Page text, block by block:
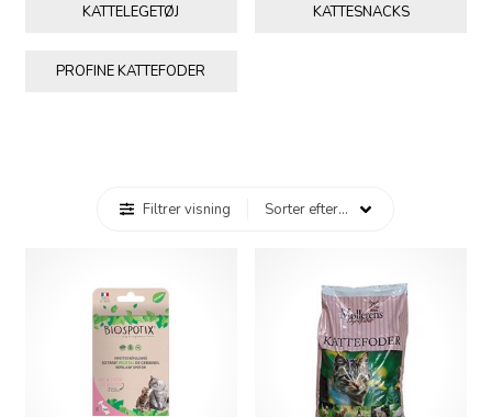
KATTELEGETØJ KATTESNACKS
PROFINE KATTEFODER
Filtrer visning